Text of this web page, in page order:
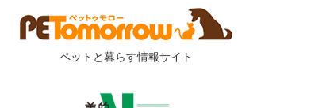
ペットと暮らす情報サイト